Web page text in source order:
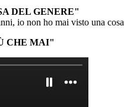
DEL GENERE"
io non ho mai visto una
CHE MAI"